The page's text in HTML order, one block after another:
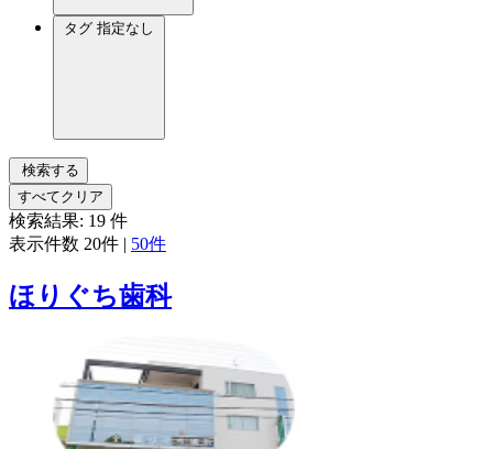
タグ 指定なし
検索する
すべてクリア
検索結果: 19 件
表示件数 20件 | 50件
ほりぐち歯科